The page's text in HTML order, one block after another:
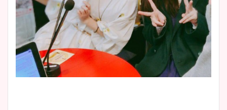
宇賀神メグアナのニット画像
まとめ！足も美脚でカップも
凄い！
池谷実悠アナのメガネ画像が